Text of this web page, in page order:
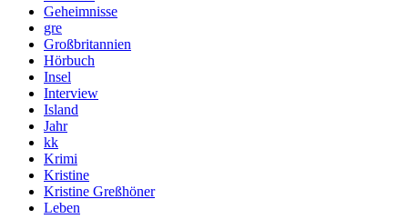
Geheimnisse
gre
Großbritannien
Hörbuch
Insel
Interview
Island
Jahr
kk
Krimi
Kristine
Kristine Greßhöner
Leben